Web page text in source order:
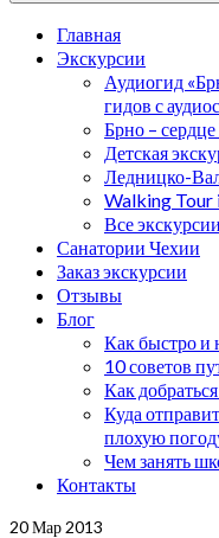
Главная
Экскурсии
Аудиогид
гидов с
Брно –
Детская
Ледницко-
Walking Tour
Все экскурсии
Санатории Чехии
Заказ экскурсии
Отзывы
Блог
Как быстро и
10 советов
Как
Куда
плохую
Чем занять
Контакты
20Мар 2013